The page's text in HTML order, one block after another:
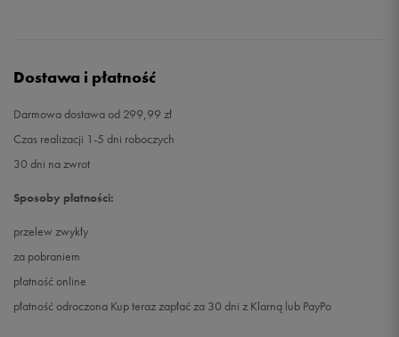
Dostawa i płatność
Darmowa dostawa od 299,99 zł
Czas realizacji 1-5 dni roboczych
30 dni na zwrot
Sposoby płatności:
przelew zwykły
za pobraniem
płatność online
płatność odroczona Kup teraz zapłać za 30 dni z Klarną lub PayPo